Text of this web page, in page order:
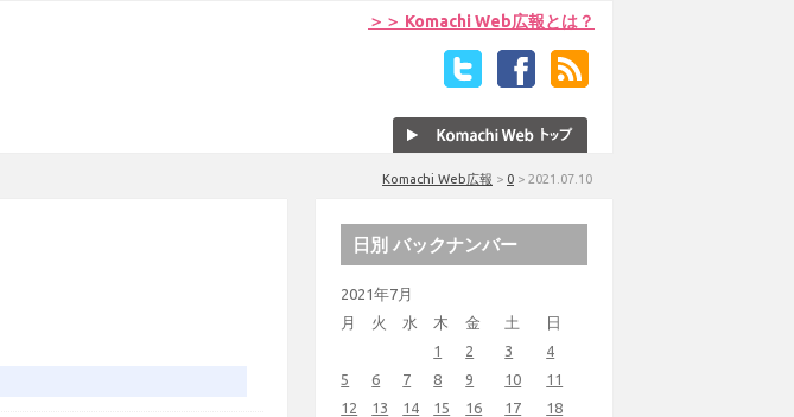
＞＞ Komachi Web広報とは？
Komachi Web広報 > 0 > 2021.07.10
日別 バックナンバー
2021年7月
月
火 水 木 金 土 日
1 2 3
4
5
6 7 8 9 10
11
12
13 14 15 16 17
18